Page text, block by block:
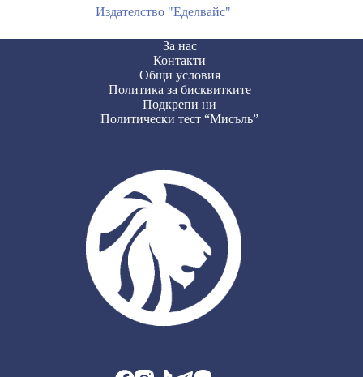
Издателство "Еделвайс"
За нас
Контакти
Общи условия
Политика за бисквитките
Подкрепи ни
Политически тест “Мисъль”